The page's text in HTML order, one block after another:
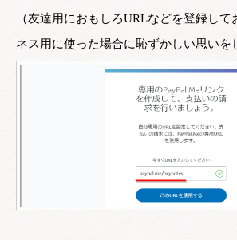
（友達用におもしろURLなどを登録し
ネス用に使った場合に恥ずかしい思いを